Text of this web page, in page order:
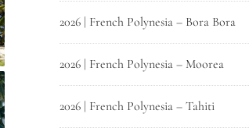
2026 | French Polynesia – Bora Bora
2026 | French Polynesia – Moorea
2026 | French Polynesia – Tahiti